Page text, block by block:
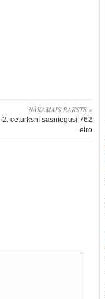
NĀKAMAIS RAKSTS »
ceturksnī sasniegusi 762
eiro